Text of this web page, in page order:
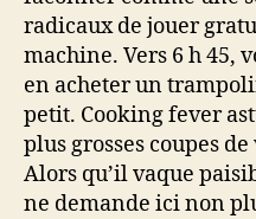
radicaux de jouer
machine. Vers 6 h 45,
en acheter un
petit. Cooking fever
plus grosses coupes
Alors qu’il vaque
ne demande ici non